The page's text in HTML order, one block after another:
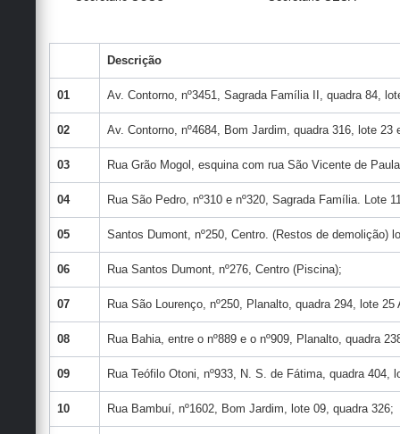
Descrição
01 Av. Contorno, nº3451, Sagrada Família II, quadra 84,
02 Av. Contorno, nº4684, Bom Jardim, quadra 316, lote 23
03 Rua Grão Mogol, esquina com rua São Vicente de
04 Rua São Pedro, nº310 e nº320, Sagrada Família. Lote
05 Santos Dumont, nº250, Centro. (Restos de demolição)
06 Rua Santos Dumont, nº276, Centro (Piscina);
07 Rua São Lourenço, nº250, Planalto, quadra 294, lote 25
08 Rua Bahia, entre o nº889 e o nº909, Planalto, quadra
09 Rua Teófilo Otoni, nº933, N. S. de Fátima, quadra 404,
10 Rua Bambuí, nº1602, Bom Jardim, lote 09, quadra 326;